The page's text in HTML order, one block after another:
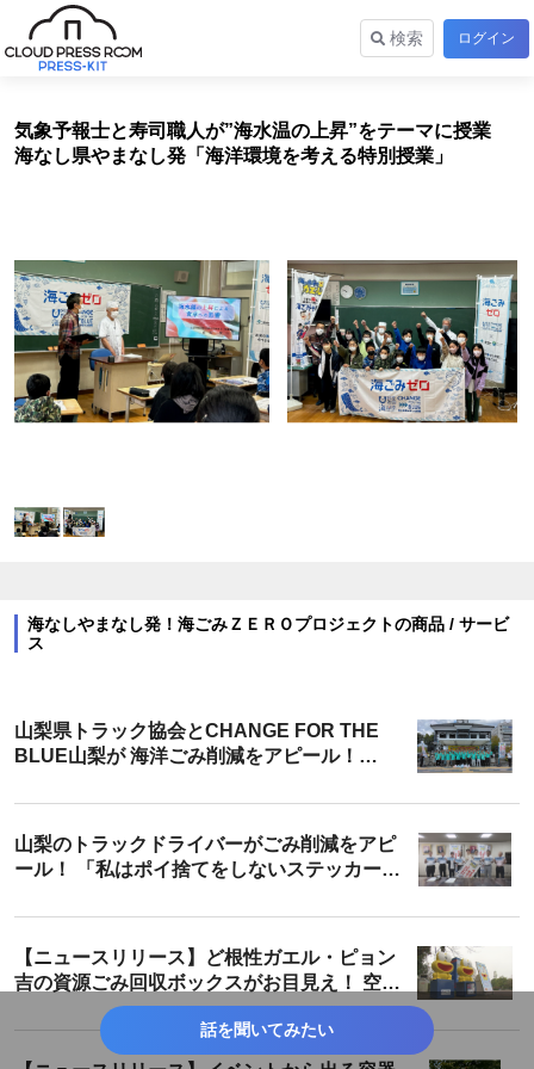
検索 ログイン
気象予報士と寿司職人が”海水温の上昇”をテーマに授業
海なし県やまなし発「海洋環境を考える特別授業」
海なしやまなし発！海ごみＺＥＲＯプロジェクトの商品 / サービ
ス
山梨県トラック協会とCHANGE FOR THE
BLUE山梨が 海洋ごみ削減をアピール！
山梨のトラックドライバーがごみ削減をアピ
ール！ 「私はポイ捨てをしないステッカー」
【ニュースリリース】ど根性ガエル・ピョン
吉の資源ごみ回収ボックスがお目見え！ 空き
ペットボトルの回収と異物混入リサーチを実
施 2022年11月2日(水)～25日(金)まで 【小
瀬スポーツ公園／山梨県甲府市】
話を聞いてみたい